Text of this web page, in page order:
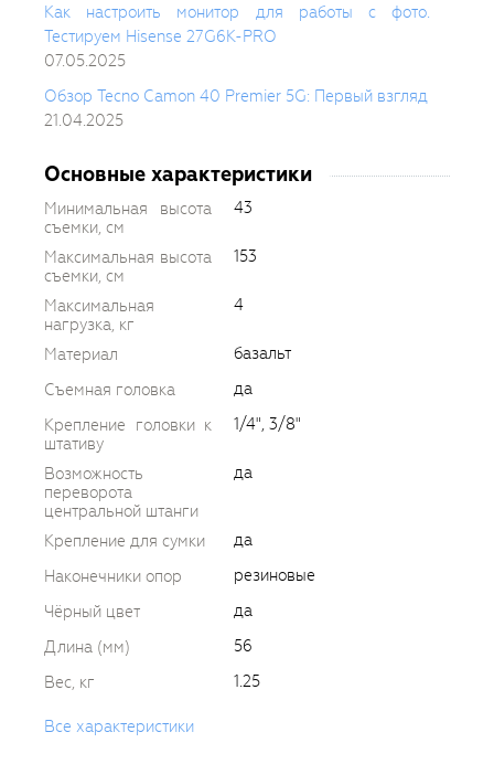
Как настроить монитор для работы с фото.
Тестируем Hisense 27G6K-PRO
07.05.2025
Обзор Tecno Camon 40 Premier 5G: Первый взгляд
21.04.2025
Основные характеристики
Минимальная высота
съемки, см
43
Максимальная высота
съемки, см
153
Максимальная
нагрузка, кг
4
Материал
базальт
Съемная головка
да
Крепление головки к
штативу
1/4", 3/8"
Возможность
переворота
центральной штанги
да
Крепление для сумки
да
Наконечники опор
резиновые
Чёрный цвет
да
Длина (мм)
56
Вес, кг
1.25
Все характеристики